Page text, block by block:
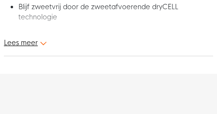
Blijf zweetvrij door de zweetafvoerende dryCELL
technologie
Maak je klaar voor het Etihad Stadium in dit PUMA Manchester
Lees meer